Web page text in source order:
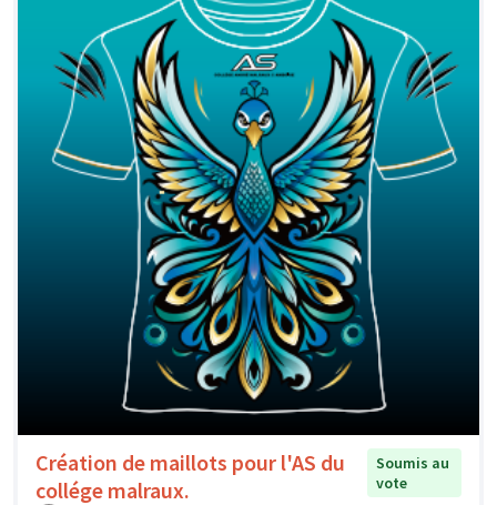
Création de maillots pour l'AS du
collége malraux.
Soumis au
vote